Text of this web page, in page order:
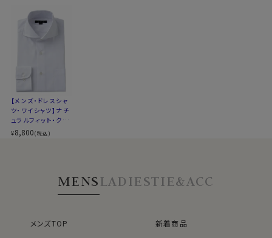
忙しい日常の中でも、「洗って、干して、そのまま着られ
100％再生ペットボトル素材から作られたクールマック
ス®エコメイド・ファイバーを使用。
ドライで快適な着心地を提供するとともに、環境にも配
慮したサスティナブル素材です。
●素材の違いで選ぶクールマックスシャツ
▼とにかくお手入れのしやすさを重視したい方
ファブリック
生産国
中国
▼ナチュラルフィットとは？
後ろ身頃にダーツを入れて、ウエスト部分をやや絞ったス
タイルです。
適度に絞ったウエストラインは細すぎず、それでいてダボ
つきのないシルエット。
は絞りを若干ゆるくしております。 細さを気にせず一般的
なサイズと同じ感覚でお選びください。
【メンズ・ドレスシャ
ツ・ワイシャツ】ナチ
ュラルフィット・クー
ルマックス・オールシ
ーズン・ドライ・形態
¥8,800(税込)
MENSLADIESTIE&ACC
メンズTOP
新着商品